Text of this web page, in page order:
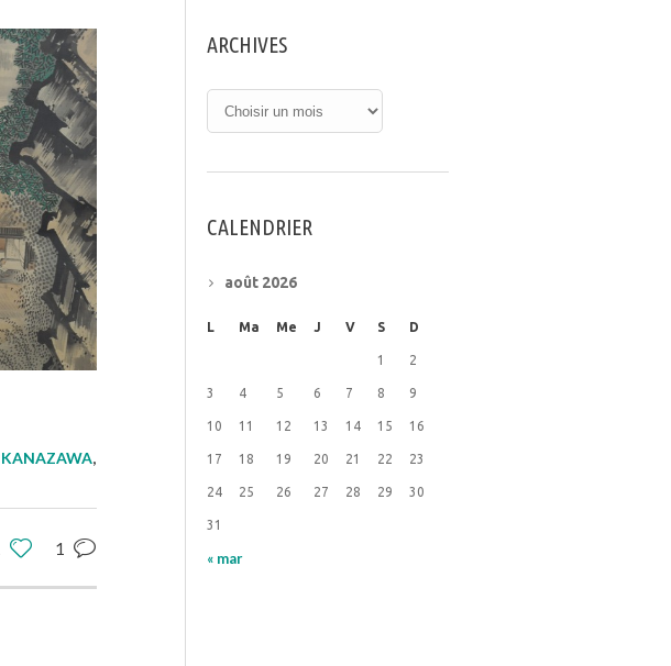
KANAZAWA,
1
ARCHIVES
CALENDRIER
août 2026
L Ma Me J V S D
« mar
1 2
3 4 5 6 7 8 9
10 11 12 13 14 15 16
17 18 19 20 21 22 23
24 25 26 27 28 29 30
31